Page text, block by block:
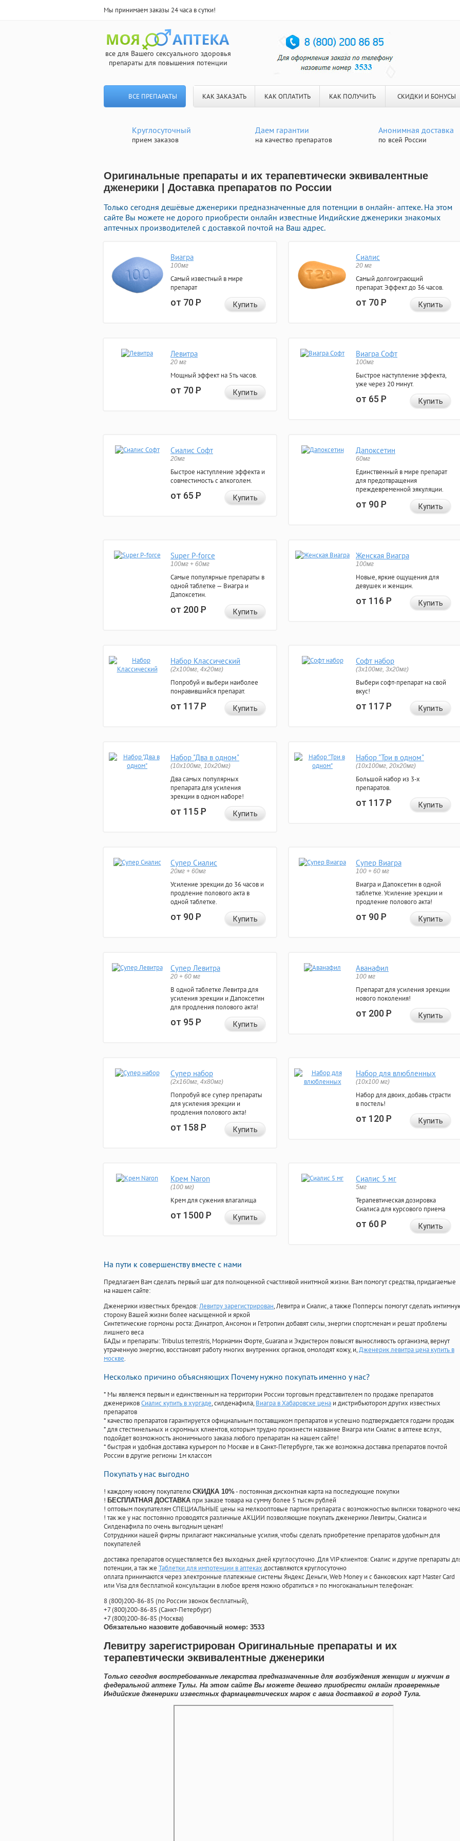
Мы принимаем заказы 24 часа в сутки!
все для Вашего сексуального здоровья
препараты для повышения потенции
ВСЕ ПРЕПАРАТЫ КАК ЗАКАЗАТЬ КАК ОПЛАТИТЬ КАК ПОЛУЧИТЬ СКИДКИ И БОНУСЫ
Круглосуточный
прием заказов
Даем гарантии
на качество препаратов
Анонимная доставка
по всей России
Оригинальные препараты и их терапевтически эквивалентные
дженерики | Доставка препаратов по России
Только сегодня дешёвые дженерики предназначенные для потенции в онлайн- аптеке. На этом
сайте Вы можете не дорого приобрести онлайн известные Индийские дженерики знакомых
аптечных производителей с доставкой почтой на Ваш адрес.
Виагра
100мг
Самый известный в мире
препарат
от 70Р Купить
Сиалис
20 мг
Самый долгоиграющий
препарат. Эффект до 36 часов.
от 70Р Купить
Левитра
20 мг
Мощный эффект на 5ть часов.
от 70Р Купить
Виагра Софт
100мг
Быстрое наступление эффекта,
уже через 20 минут.
от 65Р Купить
Сиалис Софт
20мг
Быстрое наступление эффекта и
совместимость с алкоголем.
от 65Р Купить
Дапоксетин
60мг
Единственный в мире препарат
для предотвращения
преждевременной эякуляции.
от 90Р Купить
Super P-force
100мг + 60мг
Самые популярные препараты в
одной таблетке — Виагра и
Дапоксетин.
от 200Р Купить
Женская Виагра
100мг
Новые, яркие ощущения для
девушек и женщин.
от 116Р Купить
Набор Классический
(2x100мг, 4x20мг)
Попробуй и выбери наиболее
понравившийся препарат.
от 117Р Купить
Софт набор
(3x100мг, 3x20мг)
Выбери софт-препарат на свой
вкус!
от 117Р Купить
Набор "Два в одном"
(10x100мг, 10x20мг)
Два самых популярных
препарата для усиления
эрекции в одном наборе!
от 115Р Купить
Набор "Три в одном"
(10x100мг, 20x20мг)
Большой набор из 3-х
препаратов.
от 117Р Купить
Супер Сиалис
20мг + 60мг
Усиление эрекции до 36 часов и
продление полового акта в
одной таблетке.
от 90Р Купить
Супер Виагра
100 + 60 мг
Виагра и Дапоксетин в одной
таблетке. Усиление эрекции и
продление полового акта!
от 90Р Купить
Супер Левитра
20 + 60 мг
В одной таблетке Левитра для
усиления эрекции и Дапоксетин
для продления полового акта!
от 95Р Купить
Аванафил
100 мг
Препарат для усиления эрекции
нового поколения!
от 200Р Купить
Супер набор
(2х160мг, 4х80мг)
Попробуй все супер препараты
для усиления эрекции и
продления полового акта!
от 158Р Купить
Набор для влюбленных
(10х100 мг)
Набор для двоих, добавь страсти
в постель!
от 120Р Купить
Крем Naron
(100 мг)
Крем для сужения влагалища
от 1500Р Купить
Сиалис 5 мг
5мг
Терапевтическая дозировка
Сиалиса для курсового приема
от 60Р Купить
На пути к совершенству вместе с нами
Предлагаем Вам сделать первый шаг для полноценной счастливой инитмной жизни. Вам помогут средства, придагаемые
на нашем сайте:
Дженерики известных брендов:Левитру зарегистрирован, Левитра и Сиалис, а также Попперсы помогут сделать
сторону Вашей жизни более насыщенной и яркой
Синтетические гормоны роста: Динатроп, Ансомон и Гетропин добавят силы, энергии спортсменам и решат проблемы
лишнего веса
БАДы и препараты:Tribulus terrestris, Мориамин Форте, Guarana и Экдистерон повысят выносливость организма, вернут
утраченную энергию, восстановят работу многих внутренних органов, омолодят кожу, и,Дженерик левитра цена купить в
москве.
Несколько причино объясняющих Почему нужно покупать именно у нас?
* Мы являемся первым и единственным на территории России торговым представителем по продаже препаратов
дженериковСиалис купить в хургаде, силденафила, Виагра в Хабаровске цена и дистрибьютором других известных
препаратов
* качество препаратов гарантируется официальным поставщиком препаратов и успешно подтверждается годами продаж
* для стестинельных и скромных клиентов, которым трудно произнести название Виагра или Сиалис в аптеке вслух,
подойдет возможность анонимныого заказа любого препаратан на нашем сайте!
* быстрая и удобная доставка курьером по Москве и в Санкт-Петербурге, так же возможна доставка препаратов почтой
России в другие регионы 1м классом
Покупать у нас выгодно
! каждому новому покупателю СКИДКА 10%- постоянная дисконтная карта на последующие покупки
! БЕСПЛАТНАЯ ДОСТАВКА при заказе товара на сумму более 5 тысяч рублей
! оптовым покупателям СПЕЦИАЛЬНЫЕ цены на мелкооптовые партии препарата с возможностью выписки товарного
! так же у нас постоянно проводятся различные АКЦИИ позволяющие покупать дженерики Левитры, Сиалиса и
Силденафила по очень выгодным ценам!
Cотрудники нашей фирмы прилагают максимальные усилия, чтобы сделать приобретение препаратов удобным для
покупателей
доставка препаратов осуществляется без выходных дней круглосуточно. Для VIP клиентов: Сиалис и другие препараты
потенции, а так же Таблетки для импотенции в аптеках доставляются круглосуточно
оплата принимаются через электронные платежные системы Яндекс Деньги, Web Money и с банковских карт Master Card
или Visa для бесплатной консультации в любое время можно обратиться» по многоканальным телефонам:
8(800)200-86-85 (по России звонок бесплатный),
+7(800)200-86-85 (Санкт-Петербург)
+7(800)200-86-85 (Москва)
Обязательно назовите добавочный номер: 3533
Левитру зарегистрирован Оригинальные препараты и их
терапевтически эквивалентные дженерики
Только сегодня востребованные лекарства предназначенные для возбуждения женщин и мужчин в
федеральной аптеке Тулы. На этом сайте Вы можете дешево приобрести онлайн проверенные
Индийские дженерики известных фармацевтических марок с авиа доставкой в город Тула.